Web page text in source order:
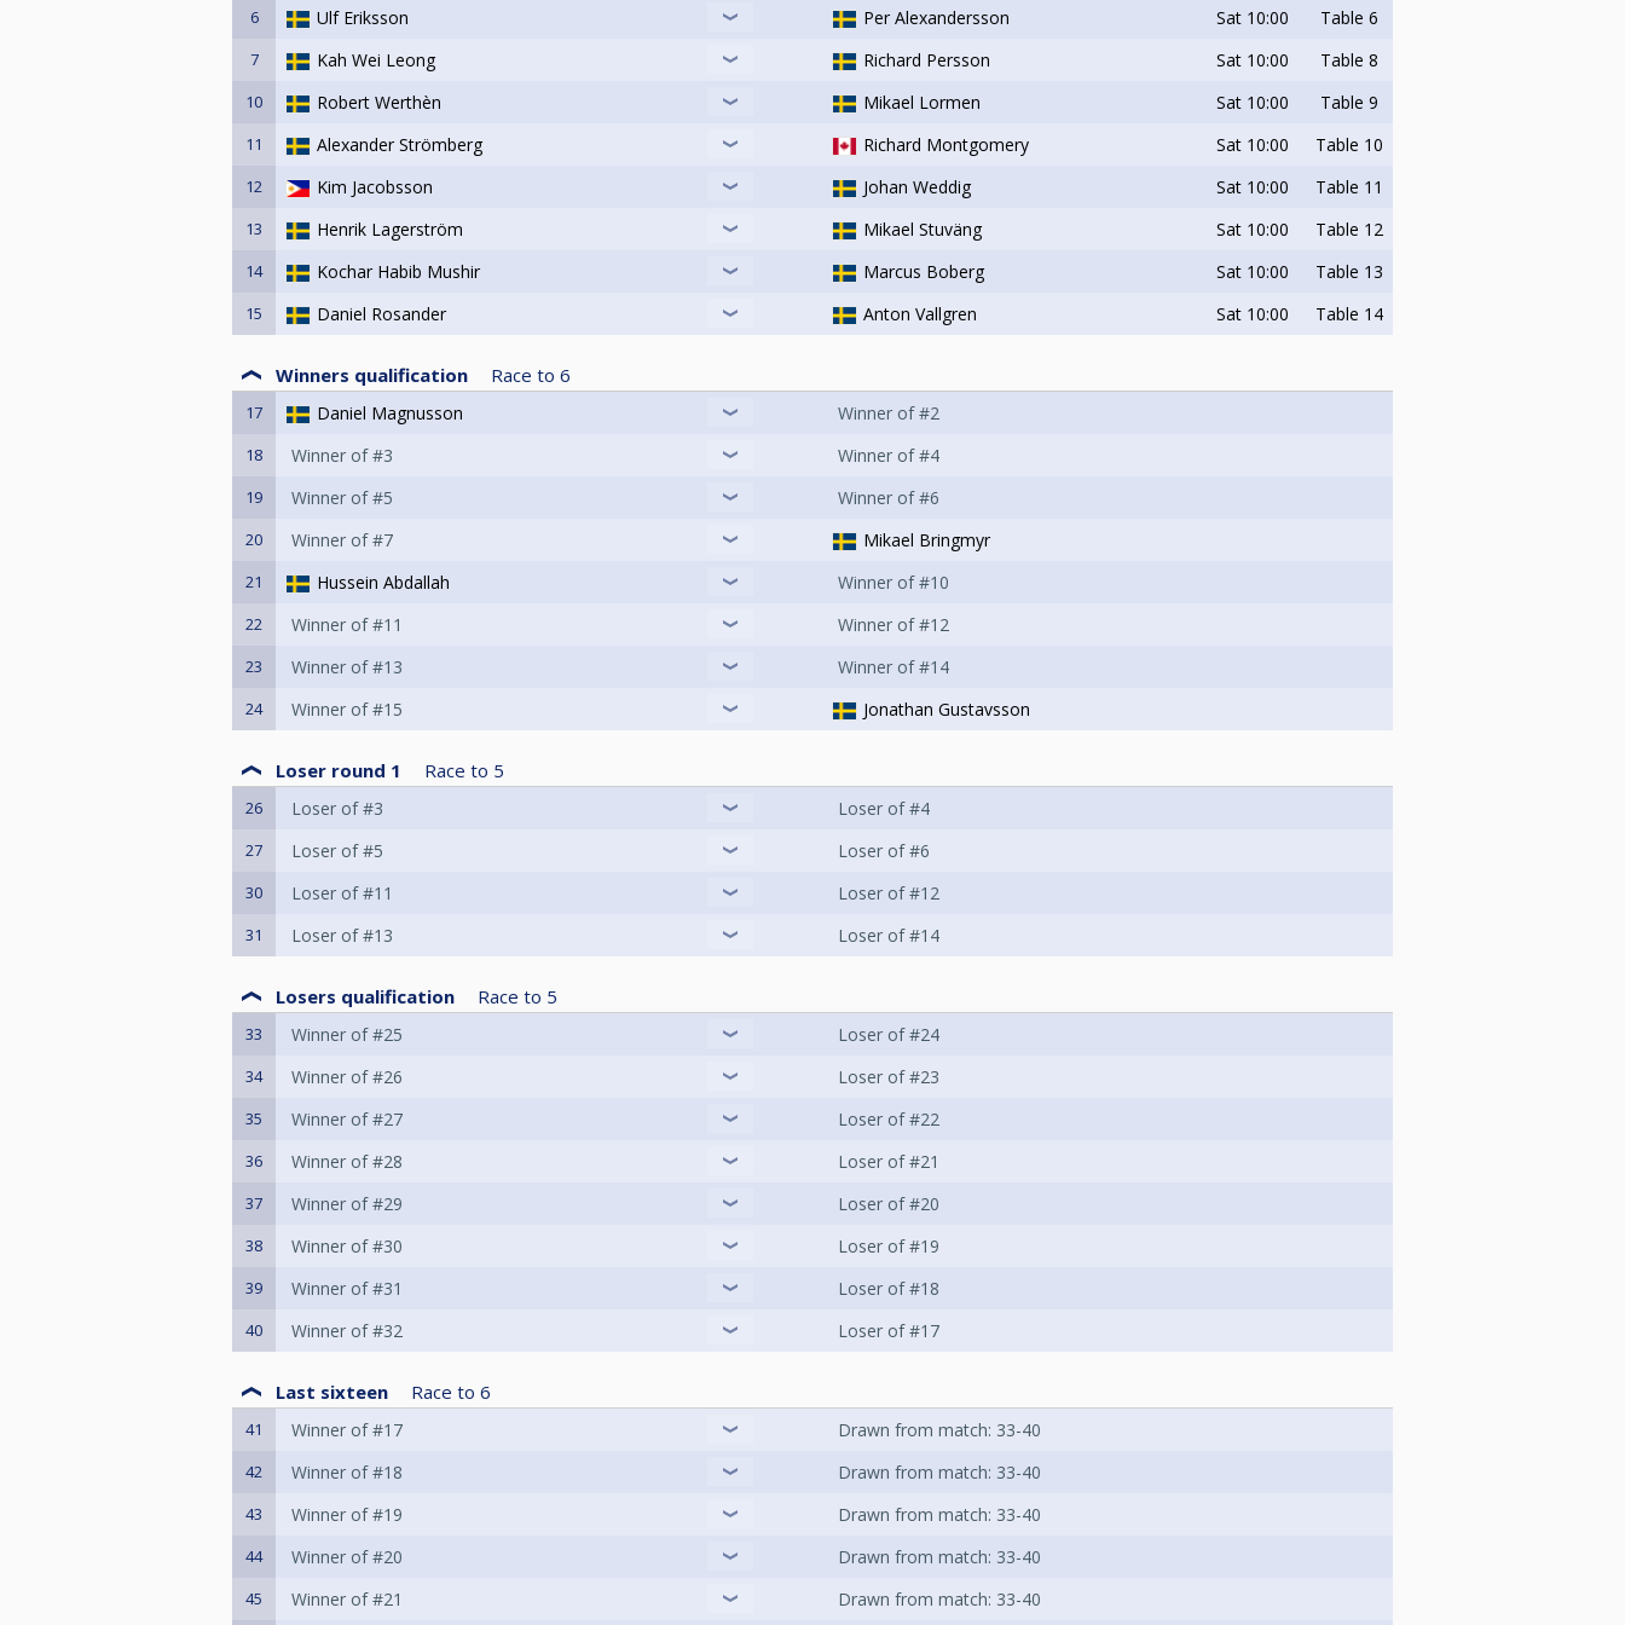
För övrig information berättigad att delta osv, se Nationella och Grengemensamma tävlingsbestämmelserna på
6 Ulf Eriksson Per Alexandersson Sat 10:00 Table 6
7 Kah Wei Leong Richard Persson Sat 10:00 Table 8
10 Robert Werthèn Mikael Lormen Sat 10:00 Table 9
11 Alexander Strömberg Richard Montgomery Sat 10:00 Table 10
12 Kim Jacobsson Johan Weddig Sat 10:00 Table 11
13 Henrik Lagerström Mikael Stuväng Sat 10:00 Table 12
14 Kochar Habib Mushir Marcus Boberg Sat 10:00 Table 13
15 Daniel Rosander Anton Vallgren Sat 10:00 Table 14
Winners qualification Race to 6
17 Daniel Magnusson Winner of #2
18 Winner of #3 Winner of #4
19 Winner of #5 Winner of #6
20 Winner of #7 Mikael Bringmyr
21 Hussein Abdallah Winner of #10
22 Winner of #11 Winner of #12
23 Winner of #13 Winner of #14
24 Winner of #15 Jonathan Gustavsson
Loser round 1 Race to 5
26 Loser of #3 Loser of #4
27 Loser of #5 Loser of #6
30 Loser of #11 Loser of #12
31 Loser of #13 Loser of #14
Losers qualification Race to 5
33 Winner of #25 Loser of #24
34 Winner of #26 Loser of #23
35 Winner of #27 Loser of #22
36 Winner of #28 Loser of #21
37 Winner of #29 Loser of #20
38 Winner of #30 Loser of #19
39 Winner of #31 Loser of #18
40 Winner of #32 Loser of #17
Last sixteen Race to 6
41 Winner of #17 Drawn from match: 33-40
42 Winner of #18 Drawn from match: 33-40
43 Winner of #19 Drawn from match: 33-40
44 Winner of #20 Drawn from match: 33-40
45 Winner of #21 Drawn from match: 33-40